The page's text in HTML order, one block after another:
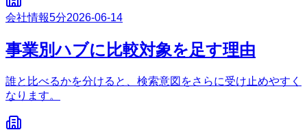
会社情報5分2026-06-14
事業別ハブに比較対象を足す理由
誰と比べるかを分けると、検索意図をさらに受け止めやすく
なります。